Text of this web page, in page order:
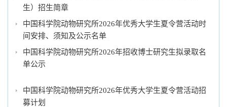
生）招生简章
中国科学院动物研究所2026年优秀大学生夏令营活动时
间安排、须知及公示名单
中国科学院动物研究所2026年招收博士研究生拟录取名
单公示
中国科学院动物研究所2026年优秀大学生夏令营活动招
募计划